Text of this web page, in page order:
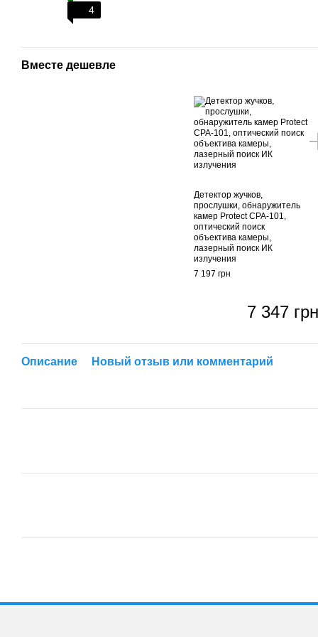
4
Вместе дешевле
Детектор жучков,
прослушки, обнаружитель
камер Protect CPA-101,
оптический поиск
объектива камеры,
лазерный поиск ИК
излучения
7 197 грн
7 347 грн
Описание Новый отзыв или комментарий